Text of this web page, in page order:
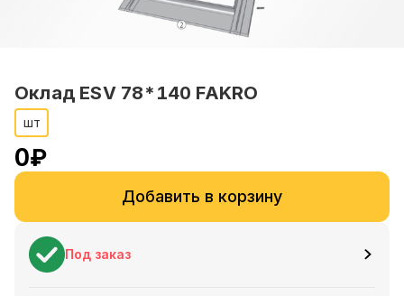
Оклад ESV 78*140 FAKRO
шт
0₽
Добавить в корзину
Под заказ